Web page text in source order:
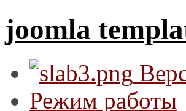
joomla
Режим работы